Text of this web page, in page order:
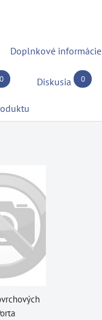
Doplnkové informácie
0 Diskusia 0